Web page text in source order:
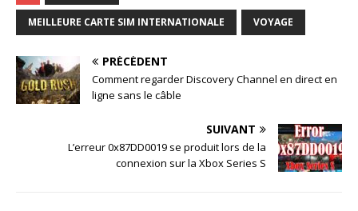
MEILLEURE CARTE SIM INTERNATIONALE VOYAGE
PRÉCÉDENT
Comment regarder Discovery Channel en direct en
ligne sans le câble
SUIVANT
L’erreur 0x87DD0019 se produit lors de la
connexion sur la Xbox Series S